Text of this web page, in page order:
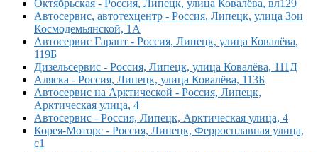
Октябрьская - Россия, Липецк, улица Ковалёва, вл129
Автосервис, автотехцентр - Россия, Липецк, улица Зои
Космодемьянской, 1А
Автосервис Гарант - Россия, Липецк, улица Ковалёва,
119Б
Дизельсервис - Россия, Липецк, улица Ковалёва, 111Д
Аляска - Россия, Липецк, улица Ковалёва, 113Б
Автосервис на Арктической - Россия, Липецк,
Арктическая улица, 4
Автосервис - Россия, Липецк, Арктическая улица, 4
Корея-Моторс - Россия, Липецк, Ферросплавная улица,
с1